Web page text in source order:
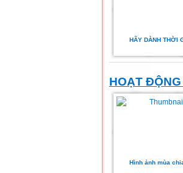
HÃY DÀNH THỜI
HOẠT
Hình ảnh mùa